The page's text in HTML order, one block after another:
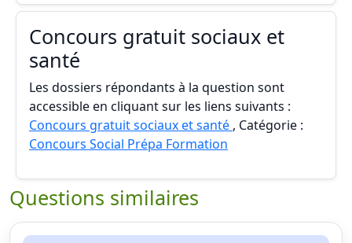
Concours gratuit sociaux et
santé
Les dossiers répondants à la question sont
accessible en cliquant sur les liens suivants :
Concours gratuit sociaux et santé , Catégorie :
Concours Social Prépa Formation
Questions similaires